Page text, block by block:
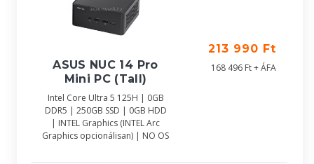
ASUS NUC 14 Pro
Mini PC (Tall)
Intel Core Ultra 5 125H | 0GB
DDR5 | 250GB SSD | 0GB HDD
| INTEL Graphics (INTEL Arc
Graphics opcionálisan) | NO OS
213 990 Ft
168 496 Ft + ÁFA